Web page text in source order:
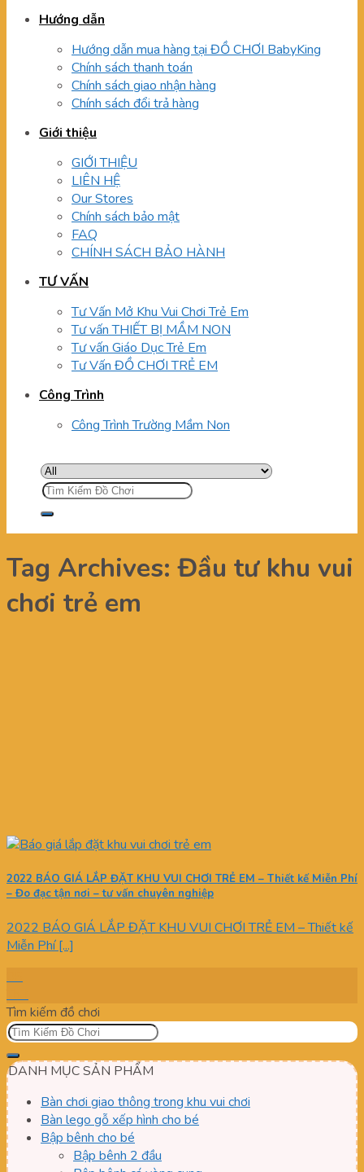
Hướng dẫn
Hướng dẫn mua hàng tại ĐỒ CHƠI BabyKing
Chính sách thanh toán
Chính sách giao nhận hàng
Chính sách đổi trả hàng
Giới thiệu
GIỚI THIỆU
LIÊN HỆ
Our Stores
Chính sách bảo mật
FAQ
CHÍNH SÁCH BẢO HÀNH
TƯ VẤN
Tư Vấn Mở Khu Vui Chơi Trẻ Em
Tư vấn THIẾT BỊ MẦM NON
Tư vấn Giáo Dục Trẻ Em
Tư Vấn ĐỒ CHƠI TRẺ EM
Công Trình
Công Trình Trường Mầm Non
Tìm
kiếm:
Tag Archives:Đầu tư khu vui
chơi trẻ em
2022 BÁO GIÁ LẮP ĐẶT KHU VUI CHƠI TRẺ EM – Thiết kế Miễn Phí
– Đo đạc tận nơi – tư vấn chuyên nghiệp
2022 BÁO GIÁ LẮP ĐẶT KHU VUI CHƠI TRẺ EM – Thiết kế
Miễn Phí [...]
Tìm kiếm đồ chơi
DANH MỤC SẢN PHẨM
Bàn chơi giao thông trong khu vui chơi
Bàn lego gỗ xếp hình cho bé
Bập bênh cho bé
Bập bênh 2 đầu